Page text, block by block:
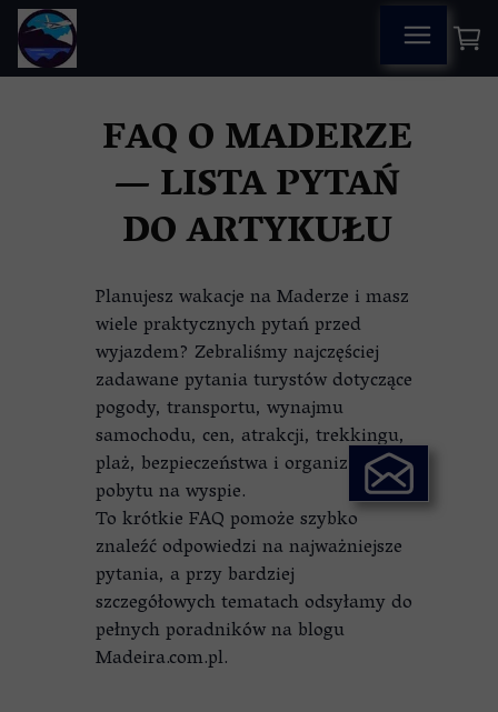
FAQ O MADERZE
— LISTA PYTAŃ
DO ARTYKUŁU
Planujesz wakacje na Maderze i masz
wiele praktycznych pytań przed
wyjazdem? Zebraliśmy najczęściej
zadawane pytania turystów dotyczące
pogody, transportu, wynajmu
samochodu, cen, atrakcji, trekkingu,
plaż, bezpieczeństwa i organizacji
pobytu na wyspie.
To krótkie FAQ pomoże szybko
znaleźć odpowiedzi na najważniejsze
pytania, a przy bardziej
szczegółowych tematach odsyłamy do
pełnych poradników na blogu
Madeira.com.pl.